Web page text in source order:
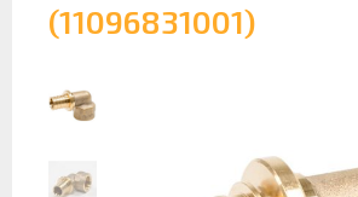
(11096831001)